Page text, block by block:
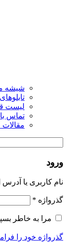
شیشه
لیست
تماس
مقالات
ورود
نام کاربری یا آدرس
گذرواژه *
مرا به خاطر
گذرواژه خود را